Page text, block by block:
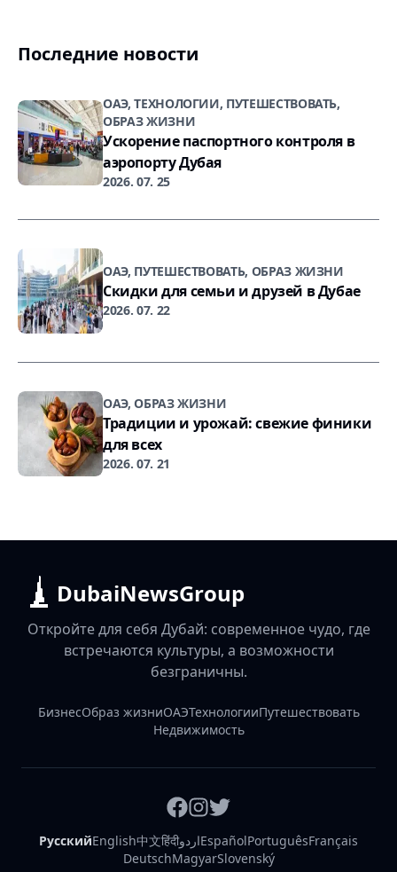
Последние новости
ОАЭ, ТЕХНОЛОГИИ, ПУТЕШЕСТВОВАТЬ,
ОБРАЗ ЖИЗНИ
Ускорение паспортного контроля в
аэропорту Дубая
2026. 07. 25
ОАЭ, ПУТЕШЕСТВОВАТЬ, ОБРАЗ ЖИЗНИ
Скидки для семьи и друзей в Дубае
2026. 07. 22
ОАЭ, ОБРАЗ ЖИЗНИ
Традиции и урожай: свежие финики
для всех
2026. 07. 21
DubaiNewsGroup
Откройте для себя Дубай: современное чудо, где
встречаются культуры, а возможности
безграничны.
БизнесОбраз жизниОАЭТехнологииПутешествовать
Недвижимость
РусскийEnglish中文हिंदीاردوEspañolPortuguêsFrançais
DeutschMagyarSlovenský